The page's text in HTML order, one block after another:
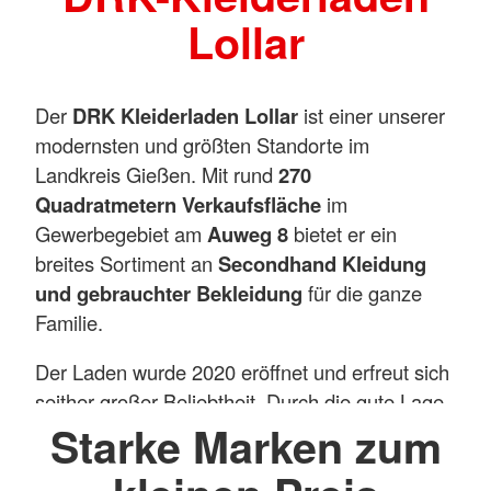
Lollar
Der DRK Kleiderladen Lollar ist einer unserer
modernsten und größten Standorte im
Landkreis Gießen. Mit rund 270
Quadratmetern Verkaufsfläche im
Gewerbegebiet am Auweg 8 bietet er ein
breites Sortiment an Secondhand Kleidung
und gebrauchter Bekleidung für die ganze
Familie.
Der Laden wurde 2020 eröffnet und erfreut sich
seither großer Beliebtheit. Durch die gute Lage
im Gewerbegebiet – in unmittelbarer Nähe zu
Supermärkten – ist er bequem mit dem Auto
Starke Marken zum